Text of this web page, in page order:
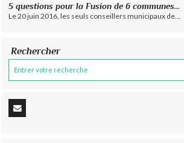
5 questions pour la Fusion de 6 communes…
Le 20 juin 2016, les seuls conseillers municipaux de...
Rechercher